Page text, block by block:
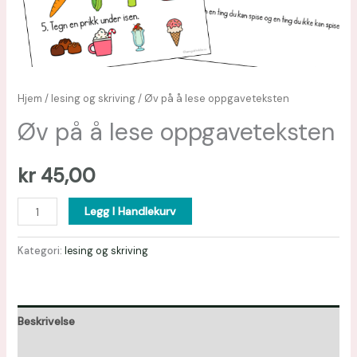
Hjem / lesing og skriving/ Øv på å lese oppgaveteksten
Øv på å lese oppgaveteksten
kr45,00
Legg I Handlekurv
Kategori: lesing og skriving
Beskrivelse